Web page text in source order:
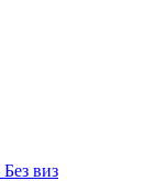
Без виз